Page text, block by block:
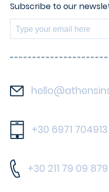
Subscribe to our
+30 6971 704913
+30 211 79 09 879